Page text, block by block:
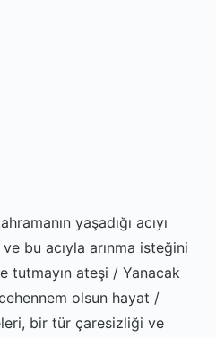
yaşadığı acıyı
bu acıyla arınma isteğini
tutmayın ateşi / Yanacak
olsun hayat /
bir tür çaresizliği ve